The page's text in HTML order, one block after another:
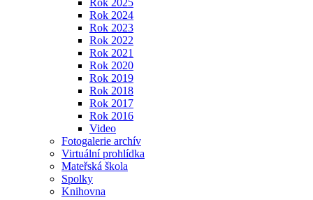
Rok 2025
Rok 2024
Rok 2023
Rok 2022
Rok 2021
Rok 2020
Rok 2019
Rok 2018
Rok 2017
Rok 2016
Video
Fotogalerie archív
Virtuální prohlídka
Mateřská škola
Spolky
Knihovna